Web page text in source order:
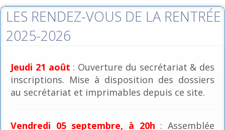
LES RENDEZ-VOUS DE LA RENTRÉE
2025-2026
Jeudi 21 août : Ouverture du secrétariat & des
inscriptions. Mise à disposition des dossiers
au secrétariat et imprimables depuis ce site.
Vendredi 05 septembre, à 20h : Assemblée